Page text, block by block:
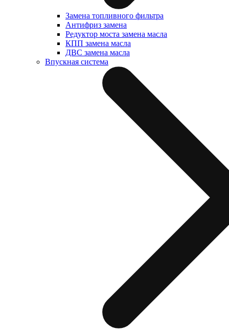
Замена топливного фильтра
Антифриз замена
Редуктор моста замена масла
КПП замена масла
ДВС замена масла
Впускная система